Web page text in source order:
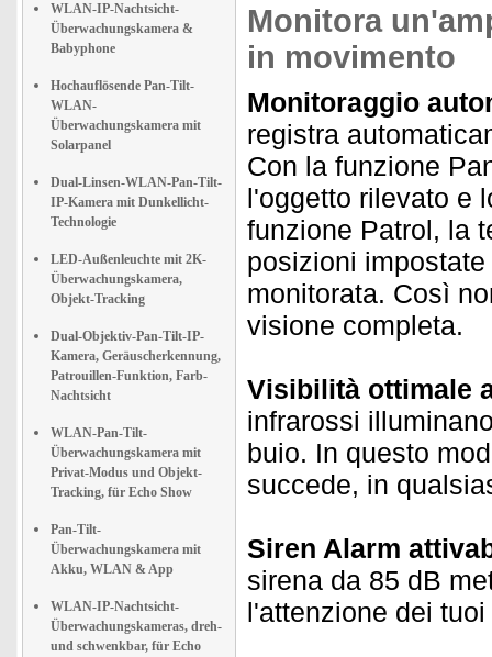
WLAN-IP-Nachtsicht-
Überwachungskamera &
Babyphone
Hochauflösende Pan-Tilt-
WLAN-
Überwachungskamera mit
Solarpanel
Dual-Linsen-WLAN-Pan-Tilt-
IP-Kamera mit Dunkellicht-
Technologie
LED-Außenleuchte mit 2K-
Überwachungskamera,
Objekt-Tracking
Dual-Objektiv-Pan-Tilt-IP-
Kamera, Geräuscherkennung,
Patrouillen-Funktion, Farb-
Nachtsicht
WLAN-Pan-Tilt-
Überwachungskamera mit
Privat-Modus und Objekt-
Tracking, für Echo Show
Pan-Tilt-
Überwachungskamera mit
Akku, WLAN & App
WLAN-IP-Nachtsicht-
Überwachungskameras, dreh-
und schwenkbar, für Echo
Monitora
in movimento
Monitoraggio
registra
Con la funzione
l'oggetto rilevato e
funzione Patrol, la
posizioni
monitorata. Così
visione completa.
Visibilità ottimale
infrarossi
buio. In questo
succede, in
Siren Alarm
sirena da 85 dB
l'attenzione dei